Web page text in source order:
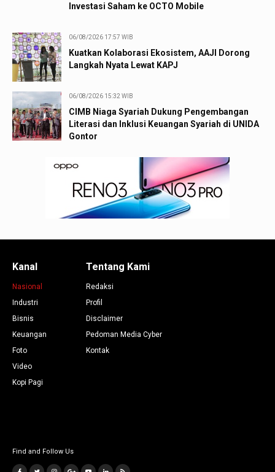
Investasi Saham ke OCTO Mobile
06/08/2026 17:57 WIB
Kuatkan Kolaborasi Ekosistem, AAJI Dorong
Langkah Nyata Lewat KAPJ
06/08/2026 15:32 WIB
CIMB Niaga Syariah Dukung Pengembangan
Literasi dan Inklusi Keuangan Syariah di UNIDA
Gontor
Kanal
Nasional
Industri
Bisnis
Keuangan
Foto
Video
Kopi Pagi
Tentang Kami
Redaksi
Profil
Disclaimer
Pedoman Media Cyber
Kontak
Find and Follow Us